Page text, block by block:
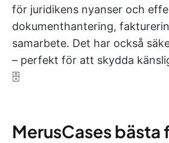
för juridikens nyanser och
dokumenthantering,
samarbete. Det har också
– perfekt för att skydda
🗄️
MerusCases bästa